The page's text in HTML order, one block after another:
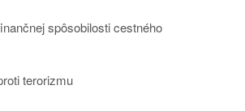
spôsobilosti cestného
terorizmu